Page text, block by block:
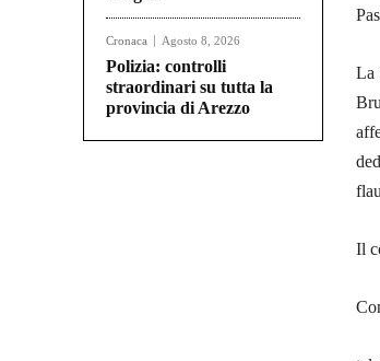
Cronaca Agosto 8, 2026
Polizia: controlli
straordinari su tutta la
provincia di Arezzo
La
Il